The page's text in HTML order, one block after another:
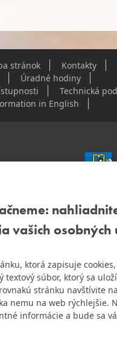
vašich
ktorá zapisuje
textový súbor, ktorý sa
stránku navštívite
nemu na web rýchlejšie.
informácie a bude sa
stránok
Kontakty
Úradné hodiny
Technická
in English
a dokumenty
získala 3.
o
stránku
Žatevná
IČO:
DIČ:
IČ DPH:
DPH
Bankové